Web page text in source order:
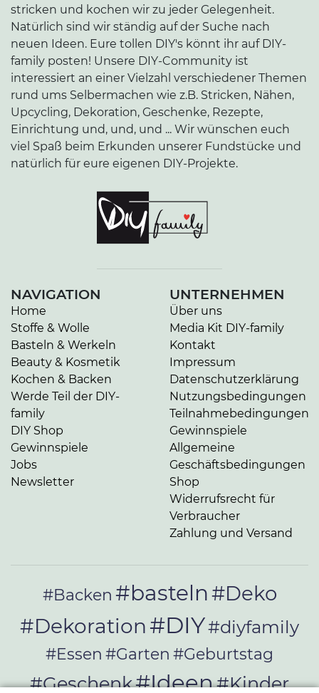
stricken und kochen wir zu jeder Gelegenheit.
Natürlich sind wir ständig auf der Suche nach
neuen Ideen. Eure tollen DIY's könnt ihr auf DIY-
family posten! Unsere DIY-Community ist
interessiert an einer Vielzahl verschiedener Themen
rund ums Selbermachen wie z.B. Stricken, Nähen,
Upcycling, Dekoration, Geschenke, Rezepte,
Einrichtung und, und, und ... Wir wünschen euch
viel Spaß beim Erkunden unserer Fundstücke und
natürlich für eure eigenen DIY-Projekte.
NAVIGATION
Home
Stoffe & Wolle
Basteln & Werkeln
Beauty & Kosmetik
Kochen & Backen
Werde Teil der DIY-
family
DIY Shop
Gewinnspiele
Jobs
Newsletter
UNTERNEHMEN
Über uns
Media Kit DIY-family
Kontakt
Impressum
Datenschutzerklärung
Nutzungsbedingungen
Teilnahmebedingungen
Gewinnspiele
Allgemeine
Geschäftsbedingungen
Shop
Widerrufsrecht für
Verbraucher
Zahlung und Versand
#Backen #basteln#Deko
#Dekoration #DIY#diyfamily
#Essen #Garten #Geburtstag
#Geschenk#Ideen#Kinder